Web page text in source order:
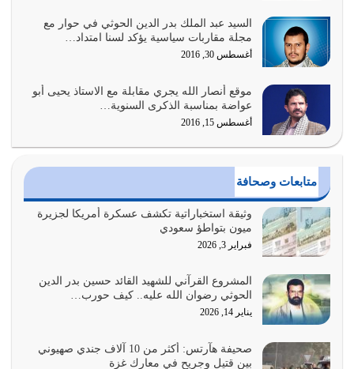
أبرز أسباب الشقاء هو الإعراض عن ذكر الله وعن هدى الله
المتمثل في القرآن الكريم
يوليو 31, 2026
أولياء الشيطان كلما كانوا أكثر ولاءً وطاعة للشيطان كلما كانوا
أكثر ضعفاً
يوليو 30, 2026
وعد الله تعالى من يُقتل في سبيله بالحياة الأبدية والرزق
والاستبشار والنجاة والخلود في…
يوليو 29, 2026
القرآن الكريم هو أهم مصدر لمعرفة رسول الله معرفة سيرته
معرفة شخصيته معرفة عظمته
يوليو 28, 2026
هل نحن من الصالحين؟ قيِّم نفسك هنا اترك القرآن على أصله
وأعرض نفسك، وأعرض ما لديك على…
يوليو 27, 2026
السيد عبد الملك بدر الدين الحوثي في حوار مع
مجلة مقاربات سياسية يؤكد لسنا امتداد…
أغسطس 30, 2016
موقع أنصار الله يجري مقابلة مع الاستاذ يحيى أبو
عواضة بمناسبة الذكرى السنوية…
أغسطس 15, 2016
متابعات وصحافة
وثيقة استخباراتية تكشف عسكرة أمريكا لجزيرة
ميون بتواطؤ سعودي
فبراير 3, 2026
المشروع القرآني للشهيد القائد حسين بدر الدين
الحوثي رضوان الله عليه.. كيف حورب…
يناير 14, 2026
صحيفة هآرتس: أكثر من 10 آلاف جندي صهيوني
بين قتيل وجريح في معارك غزة